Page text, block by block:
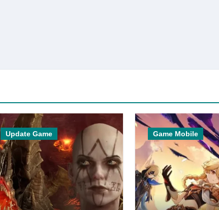
Update Game Game Mobile